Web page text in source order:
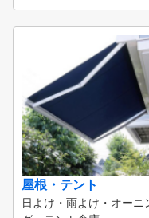
屋根・テント
日よけ・雨よけ・オーニ